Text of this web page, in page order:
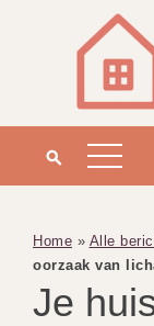
Home » Alle
oorzaak van
Je